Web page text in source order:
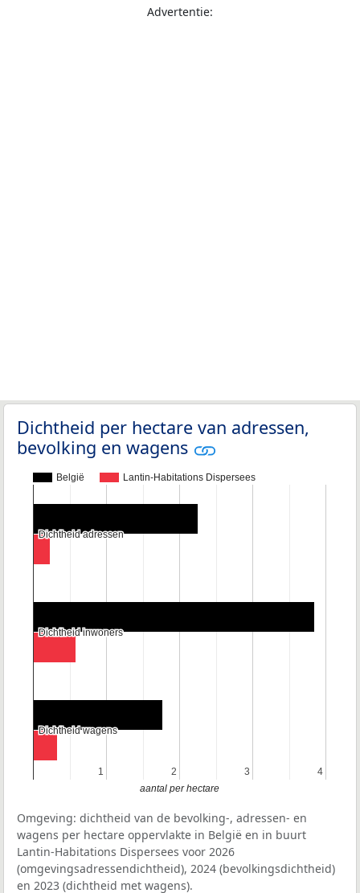
Advertentie:
Dichtheid per hectare van adressen,
bevolking en wagens
België Lantin-Habitations Dispersees
1
1 2
2 3
3 4
4
Dichtheid adressen
Dichtheid adressen
Dichtheid inwoners
Dichtheid inwoners
Dichtheid wagens
Dichtheid wagens
aantal per hectare
Omgeving: dichtheid van de bevolking-, adressen- en
wagens per hectare oppervlakte in België en in buurt
Lantin-Habitations Dispersees voor 2026
(omgevingsadressendichtheid), 2024 (bevolkingsdichtheid)
en 2023 (dichtheid met wagens).